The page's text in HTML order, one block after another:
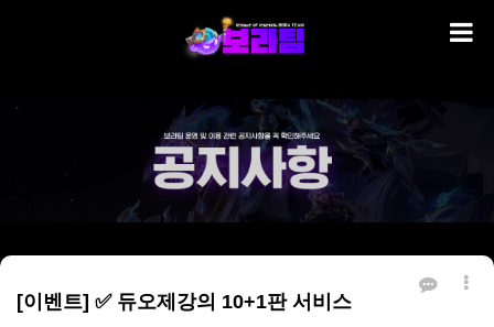
[이벤트] ✅ 듀오제강의 10+1판 서비스